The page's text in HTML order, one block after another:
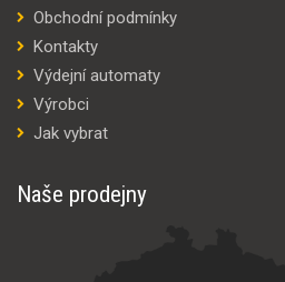
Obchodní podmínky
Kontakty
Výdejní automaty
Výrobci
Jak vybrat
Naše prodejny